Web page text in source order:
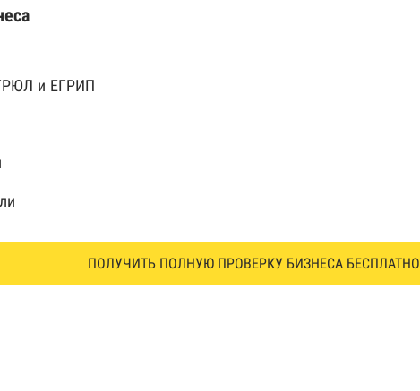
и ЕГРИП
ПОЛУЧИТЬ ПОЛНУЮ ПРОВЕРКУ БИЗНЕСА БЕСПЛАТНО